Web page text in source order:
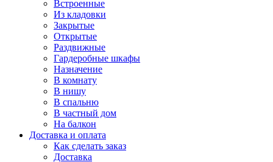
Встроенные
Из кладовки
Закрытые
Открытые
Раздвижные
Гардеробные шкафы
Назначение
В комнату
В нишу
В спальню
В частный дом
На балкон
Доставка и оплата
Как сделать заказ
Доставка